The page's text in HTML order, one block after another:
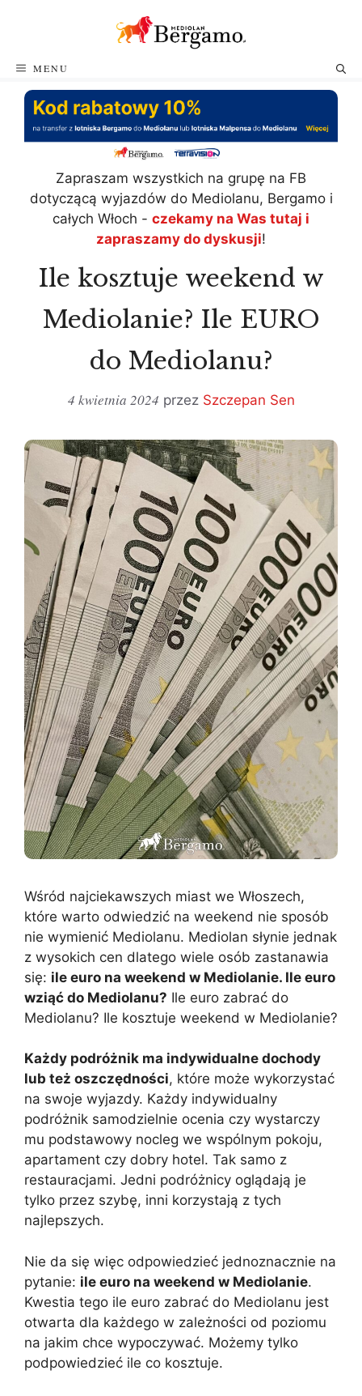
MENU
Zapraszam wszystkich na grupę na FB
dotyczącą wyjazdów do Mediolanu, Bergamo i
całych Włoch - czekamy na Was tutaj i
zapraszamy do dyskusji!
Ile kosztuje weekend w
Mediolanie? Ile EURO
do Mediolanu?
4 kwietnia 2024 przez Szczepan Sen
Wśród najciekawszych miast we Włoszech,
które warto odwiedzić na weekend nie sposób
nie wymienić Mediolanu. Mediolan słynie jednak
z wysokich cen dlatego wiele osób zastanawia
się: ile euro na weekend w Mediolanie. Ile euro
wziąć do Mediolanu? Ile euro zabrać do
Mediolanu? Ile kosztuje weekend w Mediolanie?
Każdy podróżnik ma indywidualne dochody
lub też oszczędności, które może wykorzystać
na swoje wyjazdy. Każdy indywidualny
podróżnik samodzielnie ocenia czy wystarczy
mu podstawowy nocleg we wspólnym pokoju,
apartament czy dobry hotel. Tak samo z
restauracjami. Jedni podróżnicy oglądają je
tylko przez szybę, inni korzystają z tych
najlepszych.
Nie da się więc odpowiedzieć jednoznacznie na
pytanie: ile euro na weekend w Mediolanie.
Kwestia tego ile euro zabrać do Mediolanu jest
otwarta dla każdego w zależności od poziomu
na jakim chce wypoczywać. Możemy tylko
podpowiedzieć ile co kosztuje.